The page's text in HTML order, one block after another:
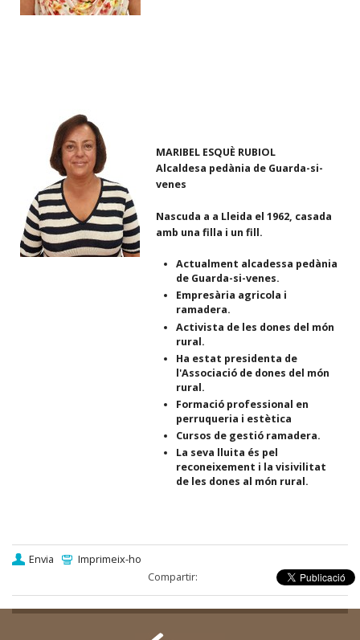
MARIBEL ESQUÈ RUBIOL
Alcaldesa pedània de Guarda-si-
venes
Nascuda a a Lleida el 1962, casada
amb una filla i un fill.
Actualment alcadessa pedània
de Guarda-si-venes.
Empresària agricola i
ramadera.
Activista de les dones del món
rural.
Ha estat presidenta de
l'Associació de dones del món
rural.
Formació professional en
perruqueria i estètica
Cursos de gestió ramadera.
La seva lluita és pel
reconeixement i la visivilitat
de les dones al món rural.
Envia
Imprimeix-ho
Compartir: